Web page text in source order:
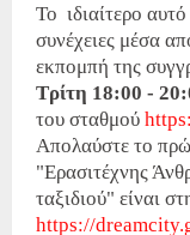
Το ιδιαίτερο
συνέχειες μέσα
εκπομπή της
Τρίτη 18:00 -
του σταθμού
Απολαύστε το
"Ερασιτέχνης
ταξιδιού" είναι
https://